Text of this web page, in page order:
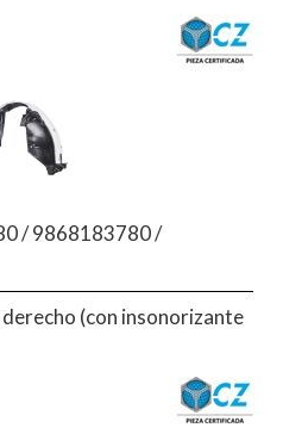
/ 9868183780 /
(con insonorizante